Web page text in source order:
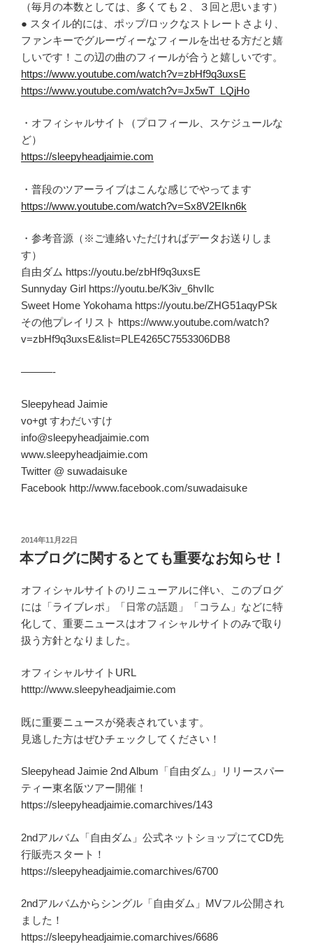
（毎月の本数としては、多くても２、３回と思います）
● スタイル的には、ポップ/ロックなストレートさより、
ファンキーでグルーヴィーなフィールを出せる方だと嬉
しいです！この辺の曲のフィールが合うと嬉しいです。
https://www.youtube.com/watch?v=zbHf9q3uxsE
https://www.youtube.com/watch?v=Jx5wT_LQjHo
・オフィシャルサイト（プロフィール、スケジュールな
ど）
https://sleepyheadjaimie.com
・普段のツアーライブはこんな感じでやってます
https://www.youtube.com/watch?v=Sx8V2EIkn6k
・参考音源（※ご連絡いただければデータお送りしま
す）
自由ダム https://youtu.be/zbHf9q3uxsE
Sunnyday Girl https://youtu.be/K3iv_6hvIlc
Sweet Home Yokohama https://youtu.be/ZHG51aqyPSk
その他プレイリスト https://www.youtube.com/watch?
v=zbHf9q3uxsE&list=PLE4265C7553306DB8
———-
Sleepyhead Jaimie
vo+gt すわだいすけ
info@sleepyheadjaimie.com
www.sleepyheadjaimie.com
Twitter @ suwadaisuke
Facebook http://www.facebook.com/suwadaisuke
投
稿
日:
2014年11月22日
本ブログに関するとても重要なお知らせ！
オフィシャルサイトのリニューアルに伴い、このブログ
には「ライブレポ」「日常の話題」「コラム」などに特
化して、重要ニュースはオフィシャルサイトのみで取り
扱う方針となりました。
オフィシャルサイトURL
htttp://www.sleepyheadjaimie.com
既に重要ニュースが発表されています。
見逃した方はぜひチェックしてください！
Sleepyhead Jaimie 2nd Album「自由ダム」リリースパー
ティー東名阪ツアー開催！
https://sleepyheadjaimie.comarchives/143
2ndアルバム「自由ダム」公式ネットショップにてCD先
行販売スタート！
https://sleepyheadjaimie.comarchives/6700
2ndアルバムからシングル「自由ダム」MVフル公開され
ました！
https://sleepyheadjaimie.comarchives/6686